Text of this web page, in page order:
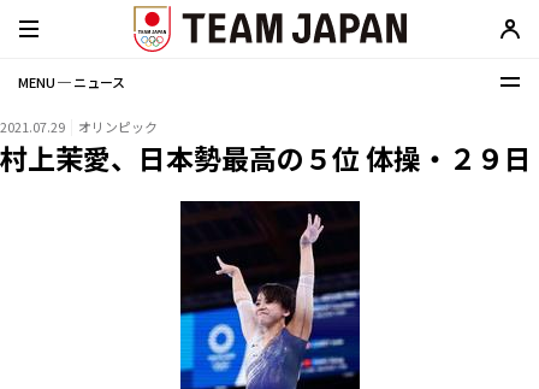
MENU ─ ニュース
2021.07.29 オリンピック
村上茉愛、日本勢最高の５位 体操・２９日